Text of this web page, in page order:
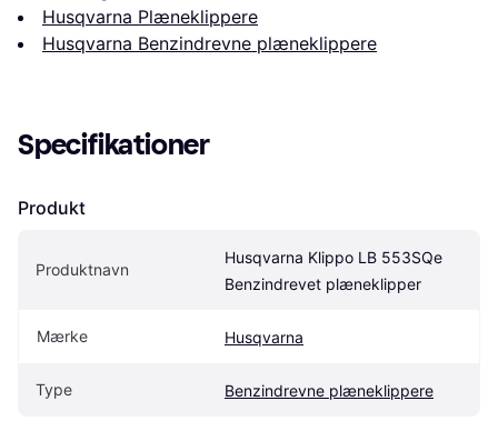
Husqvarna Plæneklippere
Husqvarna Benzindrevne plæneklippere
Specifikationer
Produkt
Produktnavn
Husqvarna Klippo LB 553SQe
Benzindrevet plæneklipper
Mærke Husqvarna
Type Benzindrevne plæneklippere